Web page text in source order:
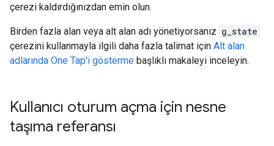
çerezi kaldırdığınızdan emin olun.
Birden fazla alan veya alt alan adı yönetiyorsanız g_state
çerezini kullanmayla ilgili daha fazla talimat için Alt alan
adlarında One Tap'i gösterme başlıklı makaleyi inceleyin.
Kullanıcı oturum açma için nesne
taşıma referansı